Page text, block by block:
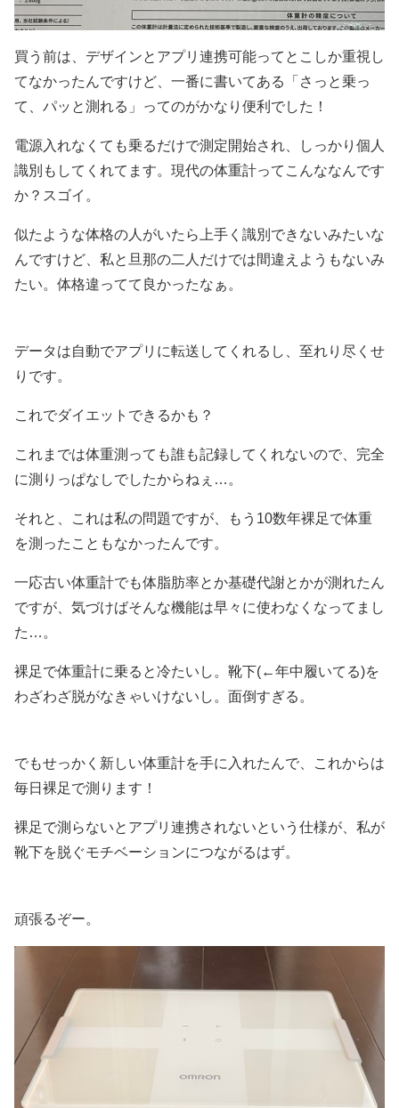
買う前は、デザインとアプリ連携可能ってとこしか重視し
てなかったんですけど、一番に書いてある「さっと乗っ
て、パッと測れる」ってのがかなり便利でした！
電源入れなくても乗るだけで測定開始され、しっかり個人
識別もしてくれてます。現代の体重計ってこんななんです
か？スゴイ。
似たような体格の人がいたら上手く識別できないみたいな
んですけど、私と旦那の二人だけでは間違えようもないみ
たい。体格違ってて良かったなぁ。
データは自動でアプリに転送してくれるし、至れり尽くせ
りです。
これでダイエットできるかも？
これまでは体重測っても誰も記録してくれないので、完全
に測りっぱなしでしたからねぇ…。
それと、これは私の問題ですが、もう10数年裸足で体重
を測ったこともなかったんです。
一応古い体重計でも体脂肪率とか基礎代謝とかが測れたん
ですが、気づけばそんな機能は早々に使わなくなってまし
た…。
裸足で体重計に乗ると冷たいし。靴下(←年中履いてる)を
わざわざ脱がなきゃいけないし。面倒すぎる。
でもせっかく新しい体重計を手に入れたんで、これからは
毎日裸足で測ります！
裸足で測らないとアプリ連携されないという仕様が、私が
靴下を脱ぐモチベーションにつながるはず。
頑張るぞー。